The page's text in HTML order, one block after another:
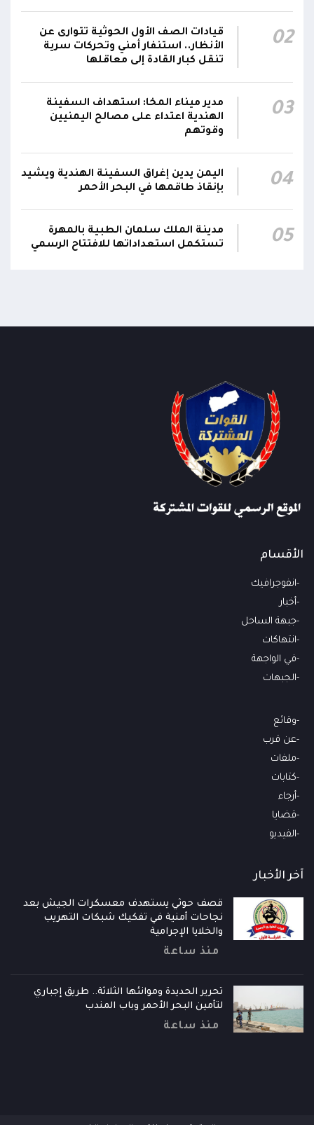
21:45
الانتهاء وإمدادات الغاز ستعود تدريجياً لتغطية
احتياجات كافة المحافظات
21:18
رئيس مجلس القيادة يُصدر قراراً بتعيين يحيى
محمد كزمان وكيلاً لقطاع الأمن الداخلي، وأحمد
سعد السقطري وكيلاً لقطاع الأمن الخارجي؛ في
الجهاز المركزي لأمن الدولة
02
قيادات الصف الأول الحوثية تتوارى عن
الأنظار.. استنفار أمني وتحركات سرية
تنقل كبار القادة إلى معاقلها
03
مدير ميناء المخا: استهداف السفينة
الهندية اعتداء على مصالح اليمنيين
وقوتهم
04
اليمن يدين إغراق السفينة الهندية ويشيد
بإنقاذ طاقمها في البحر الأحمر
05
مدينة الملك سلمان الطبية بالمهرة
تستكمل استعداداتها للافتتاح الرسمي
الأقسام
انفوجرافيك
أخبار
جبهة الساحل
انتهاكات
في الواجهة
الجبهات
وقائع
عن قرب
ملفات
كتابات
أرجاء
قضايا
الفيديو
آخر الأخبار
قصف حوثي يستهدف معسكرات الجيش بعد
نجاحات أمنية في تفكيك شبكات التهريب
والخلايا الإجرامية
منذ ساعة
تحرير الحديدة وموانئها الثلاثة.. طريق إجباري
لتأمين البحر الأحمر وباب المندب
منذ ساعة